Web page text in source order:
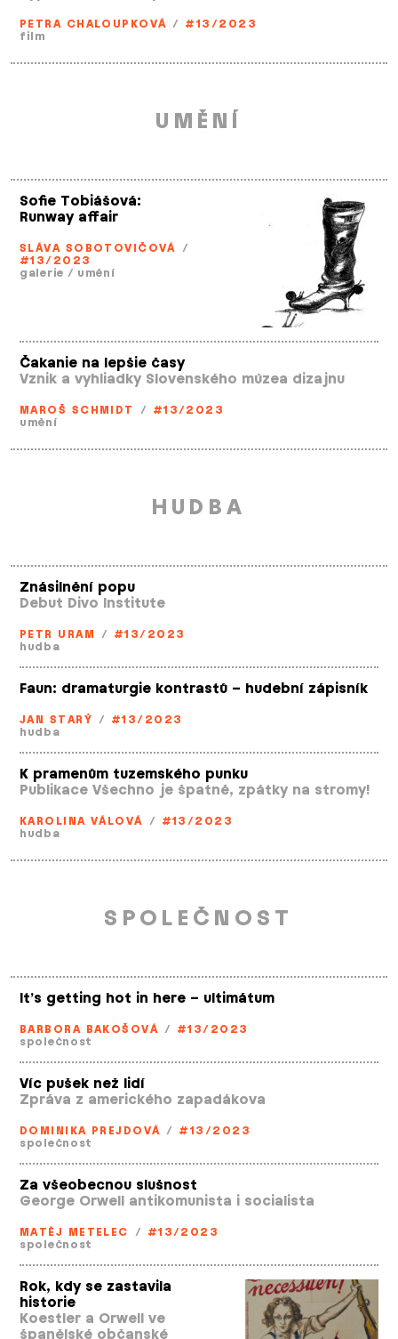
PETRA CHALOUPKOVÁ / #13/2023
film
UMĚNÍ
Sofie Tobiášová:
Runway affair
SLÁVA SOBOTOVIČOVÁ /
#13/2023
galerie / umění
Čakanie na lepšie časy
Vznik a vyhliadky Slovenského múzea dizajnu
MAROŠ SCHMIDT / #13/2023
umění
HUDBA
Znásilnění popu
Debut Divo Institute
PETR URAM / #13/2023
hudba
Faun: dramaturgie kontrastů – hudební zápisník
JAN STARÝ / #13/2023
hudba
K pramenům tuzemského punku
Publikace Všechno je špatně, zpátky na stromy!
KAROLINA VÁLOVÁ / #13/2023
hudba
SPOLEČNOST
It’s getting hot in here – ultimátum
BARBORA BAKOŠOVÁ / #13/2023
společnost
Víc pušek než lidí
Zpráva z amerického zapadákova
DOMINIKA PREJDOVÁ / #13/2023
společnost
Za všeobecnou slušnost
George Orwell antikomunista i socialista
MATĚJ METELEC / #13/2023
společnost
Rok, kdy se zastavila
historie
Koestler a Orwell ve
španělské občanské